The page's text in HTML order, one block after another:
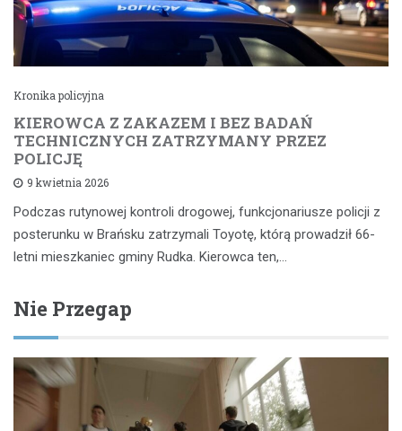
Kronika policyjna
KIEROWCA Z ZAKAZEM I BEZ BADAŃ
TECHNICZNYCH ZATRZYMANY PRZEZ
POLICJĘ
9 kwietnia 2026
Podczas rutynowej kontroli drogowej, funkcjonariusze policji z
posterunku w Brańsku zatrzymali Toyotę, którą prowadził 66-
letni mieszkaniec gminy Rudka. Kierowca ten,…
Nie Przegap